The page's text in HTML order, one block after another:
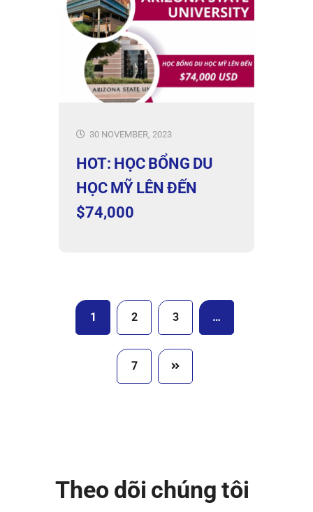
30 NOVEMBER, 2023
HOT: HỌC BỔNG DU
HỌC MỸ LÊN ĐẾN
$74,000
1 2 3 …
7
Theo dõi chúng tôi